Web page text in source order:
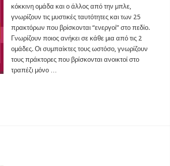
κόκκινη ομάδα και ο άλλος από την μπλε,
γνωρίζουν τις μυστικές ταυτότητες και των 25
πρακτόρων που βρίσκονται “ενεργοί” στο πεδίο.
Γνωρίζουν ποιος ανήκει σε κάθε μια από τις 2
ομάδες. Οι συμπαίκτες τους ωστόσο, γνωρίζουν
τους πράκτορες που βρίσκονται ανοικτοί στο
τραπέζι μόνο …